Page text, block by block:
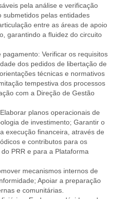
pela análise e verificação
pelas entidades
entre as áreas de apoio
garantindo a fluidez do circuito
Verificar os requisitos
dos pedidos de libertação de
técnicas e normativos
tempestiva dos processos
com a Direção de Gestão
planos operacionais de
de investimento; Garantir o
execução financeira, através de
e contributos para os
PRR e para a Plataforma
mecanismos internos de
Apoiar a preparação
e comunitárias.